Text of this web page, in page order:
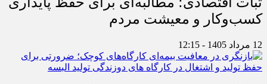
کسب‌وکار و معیشت مردم
12 مرداد 1405 - 12:15